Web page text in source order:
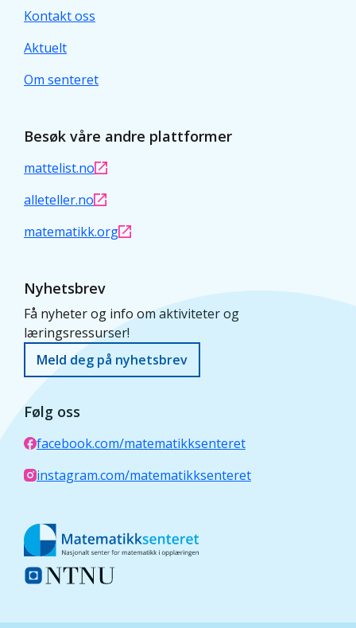
Kontakt oss
Aktuelt
Om senteret
Besøk våre andre plattformer
mattelist.no
alleteller.no
matematikk.org
Nyhetsbrev
Få nyheter og info om aktiviteter og
læringsressurser!
Meld deg på nyhetsbrev
Følg oss
facebook.com/matematikksenteret
instagram.com/matematikksenteret